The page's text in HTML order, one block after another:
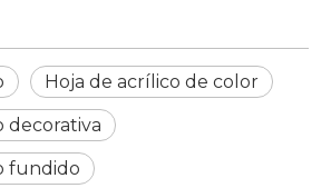
Hoja de acrílico de color
decorativa
fundido